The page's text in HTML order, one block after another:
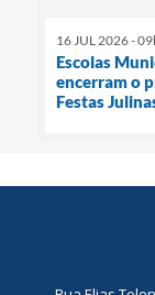
16 JUL 2026 -
Escolas
encerram o
Festas